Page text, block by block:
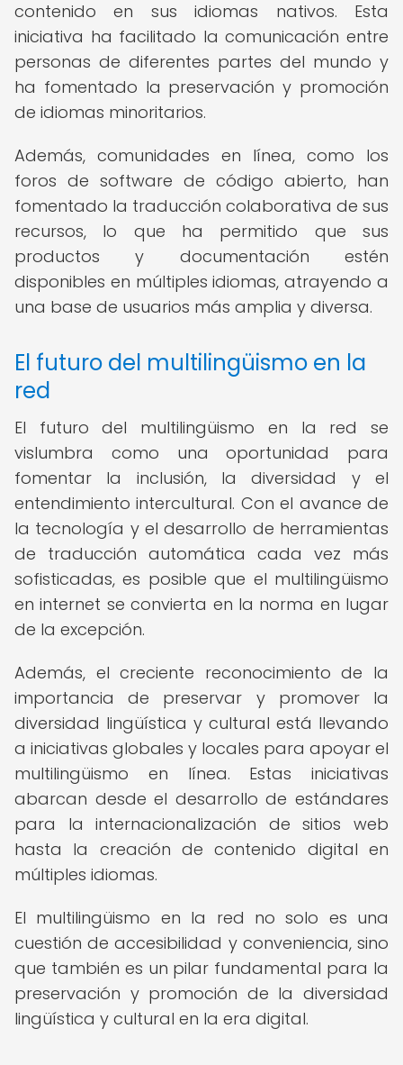
contenido en sus idiomas nativos. Esta
iniciativa ha facilitado la comunicación entre
personas de diferentes partes del mundo y
ha fomentado la preservación y promoción
de idiomas minoritarios.
Además, comunidades en línea, como los
foros de software de código abierto, han
fomentado la traducción colaborativa de sus
recursos, lo que ha permitido que sus
productos y documentación estén
disponibles en múltiples idiomas, atrayendo a
una base de usuarios más amplia y diversa.
El futuro del multilingüismo en la
red
El futuro del multilingüismo en la red se
vislumbra como una oportunidad para
fomentar la inclusión, la diversidad y el
entendimiento intercultural. Con el avance de
la tecnología y el desarrollo de herramientas
de traducción automática cada vez más
sofisticadas, es posible que el multilingüismo
en internet se convierta en la norma en lugar
de la excepción.
Además, el creciente reconocimiento de la
importancia de preservar y promover la
diversidad lingüística y cultural está llevando
a iniciativas globales y locales para apoyar el
multilingüismo en línea. Estas iniciativas
abarcan desde el desarrollo de estándares
para la internacionalización de sitios web
hasta la creación de contenido digital en
múltiples idiomas.
El multilingüismo en la red no solo es una
cuestión de accesibilidad y conveniencia, sino
que también es un pilar fundamental para la
preservación y promoción de la diversidad
lingüística y cultural en la era digital.